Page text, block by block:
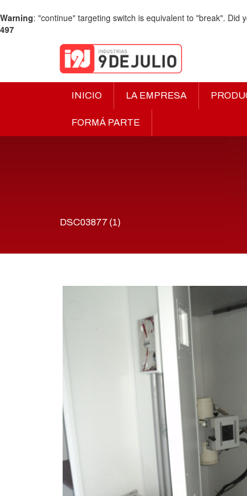
Warning: "continue" targeting switch is equivalent to "break". Did
497
INICIO LA EMPRESA
FORMÁ PARTE
DSC03877 (1)